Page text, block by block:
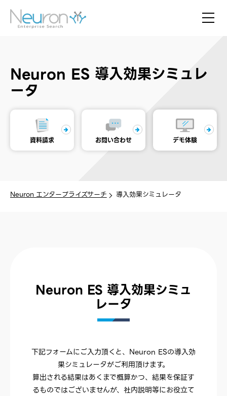
Neuron ES 導入効果シミュレ
ータ
資料請求 お問い合わせ デモ体験
Neuron エンタープライズサーチ 導入効果シミュレータ
Neuron ES 導入効果シミュ
レータ
下記フォームにご入力頂くと、Neuron ESの導入効
果シミュレータがご利用頂けます。
算出される結果はあくまで概算かつ、結果を保証す
るものではございませんが、社内説明等にお役立て